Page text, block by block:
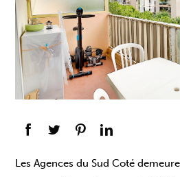
Les Agences du Sud Coté